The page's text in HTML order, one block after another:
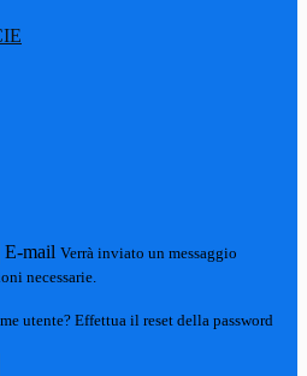
E-mail Verrà inviato un messaggio
necessarie.
utente? Effettua il reset della password